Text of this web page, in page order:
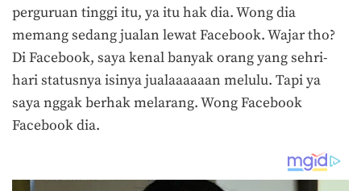
perguruan tinggi itu, ya itu hak dia. Wong dia
memang sedang jualan lewat Facebook. Wajar tho?
Di Facebook, saya kenal banyak orang yang sehri-
hari statusnya isinya jualaaaaaan melulu. Tapi ya
saya nggak berhak melarang. Wong Facebook
Facebook dia.